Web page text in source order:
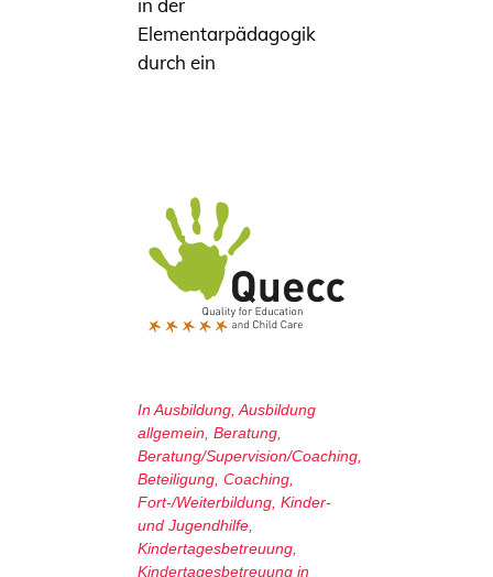
in der
Elementarpädagogik
durch ein
In Ausbildung Ausbildung
allgemein Beratung
Beratung/Supervision/Coaching
Beteiligung Coaching
Fort-/Weiterbildung Kinder-
und Jugendhilfe
Kindertagesbetreuung
Kindertagesbetreuung in